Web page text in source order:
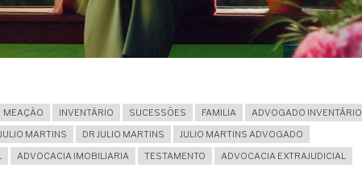
MEAÇÃO INVENTÁRIO SUCESSÕES FAMILIA
ADVOGADO INVENTÁRIO
JULIO MARTINS DR JULIO MARTINS
JULIO MARTINS ADVOGADO
ADVOCACIA IMOBILIARIA TESTAMENTO ADVOCACIA EXTRAJUDICIAL